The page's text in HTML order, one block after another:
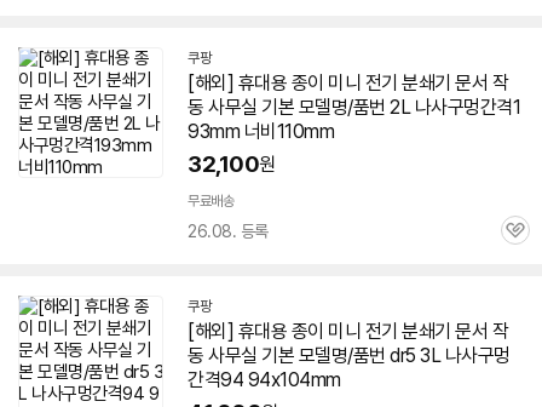
쿠팡
[해외] 휴대용 종이 미니 전기 분쇄기 문서 작
동 사무실 기본 모델명/품번 2L 나사구멍간격1
93mm 너비110mm
32,100원
무료배송
26.08. 등록
관
쿠팡
[해외] 휴대용 종이 미니 전기 분쇄기 문서 작
동 사무실 기본 모델명/품번 dr5 3L 나사구멍
간격94 94x104mm